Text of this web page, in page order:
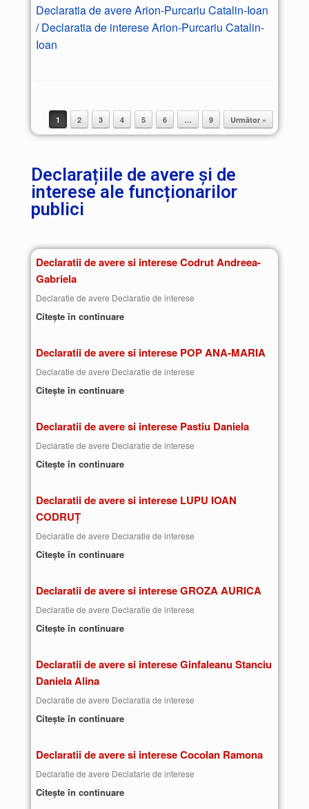
Declaratia de avere Arion-Purcariu Catalin-Ioan
/Declaratia de interese Arion-Purcariu Catalin-
Ioan
Post navigation
1 2 3 4 5 6 … 9 Următor »
Declarațiile de avere și de
interese ale funcționarilor
publici
Declaratii de avere si interese Codrut Andreea-
Gabriela
Declaratie de avere Declaratie de interese
Citește în continuare
Declaratii de avere si interese POP ANA-MARIA
Declaratie de avere Declaratie de interese
Citește în continuare
Declaratii de avere si interese Pastiu Daniela
Declaratie de avere Declaratie de interese
Citește în continuare
Declaratii de avere si interese LUPU IOAN
CODRUȚ
Declaratie de avere Declaratie de interese
Citește în continuare
Declaratii de avere si interese GROZA AURICA
Declaratie de avere Declaratie de interese
Citește în continuare
Declaratii de avere si interese Ginfaleanu Stanciu
Daniela Alina
Declaratie de avere Declaratia de interese
Citește în continuare
Declaratii de avere si interese Cocolan Ramona
Declaratie de avere Declatarie de interese
Citește în continuare